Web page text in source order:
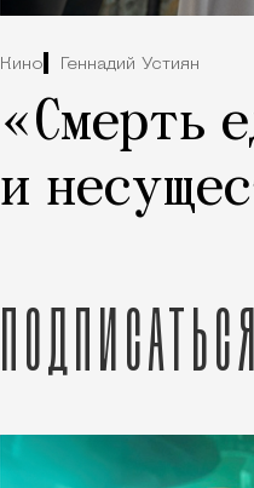
Кино Геннадий Устиян
«Смерть
и
Подписаться